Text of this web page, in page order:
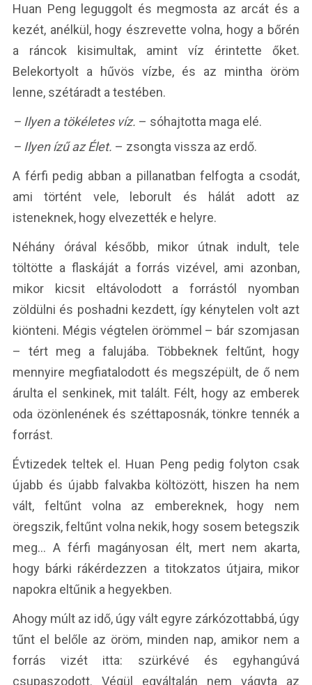
Huan Peng leguggolt és megmosta az arcát és a
kezét, anélkül, hogy észrevette volna, hogy a bőrén
a ráncok kisimultak, amint víz érintette őket.
Belekortyolt a hűvös vízbe, és az mintha öröm
lenne, szétáradt a testében.
– Ilyen a tökéletes víz. – sóhajtotta maga elé.
– Ilyen ízű az Élet. – zsongta vissza az erdő.
A férfi pedig abban a pillanatban felfogta a csodát,
ami történt vele, leborult és hálát adott az
isteneknek, hogy elvezették e helyre.
Néhány órával később, mikor útnak indult, tele
töltötte a flaskáját a forrás vizével, ami azonban,
mikor kicsit eltávolodott a forrástól nyomban
zöldülni és poshadni kezdett, így kénytelen volt azt
kiönteni. Mégis végtelen örömmel – bár szomjasan
– tért meg a falujába. Többeknek feltűnt, hogy
mennyire megfiatalodott és megszépült, de ő nem
árulta el senkinek, mit talált. Félt, hogy az emberek
oda özönlenének és széttaposnák, tönkre tennék a
forrást.
Évtizedek teltek el. Huan Peng pedig folyton csak
újabb és újabb falvakba költözött, hiszen ha nem
vált, feltűnt volna az embereknek, hogy nem
öregszik, feltűnt volna nekik, hogy sosem betegszik
meg… A férfi magányosan élt, mert nem akarta,
hogy bárki rákérdezzen a titokzatos útjaira, mikor
napokra eltűnik a hegyekben.
Ahogy múlt az idő, úgy vált egyre zárkózottabbá, úgy
tűnt el belőle az öröm, minden nap, amikor nem a
forrás vizét itta: szürkévé és egyhangúvá
csupaszodott. Végül egyáltalán nem vágyta az